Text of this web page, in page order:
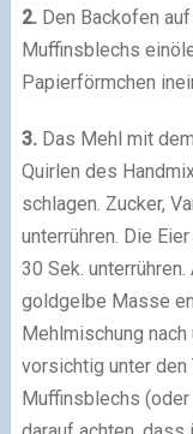
2.Den Backofen
Muffinsblechs
Papierförmchen
3.Das Mehl mit
Quirlen des
schlagen. Zucker,
unterrühren. Die
30 Sek.
goldgelbe Masse
Mehlmischung
vorsichtig unter
Muffinsblechs